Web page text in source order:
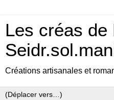
Les créas de
Créations artisanales et